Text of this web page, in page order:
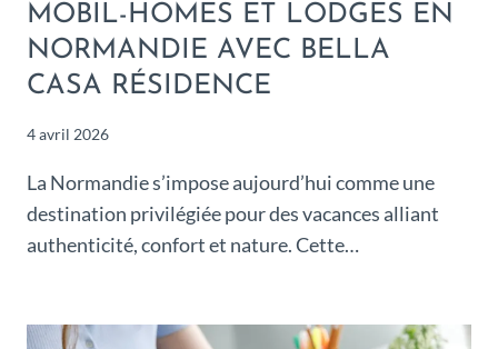
MOBIL-HOMES ET LODGES EN
NORMANDIE AVEC BELLA
CASA RÉSIDENCE
4 avril 2026
La Normandie s’impose aujourd’hui comme une
destination privilégiée pour des vacances alliant
authenticité, confort et nature. Cette…